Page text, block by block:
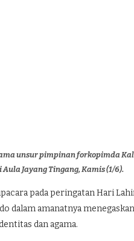
unsur pimpinan forkopimda
Jayang Tingang, Kamis (1/6).
pada peringatan Hari
dalam amanatnya
dan agama.